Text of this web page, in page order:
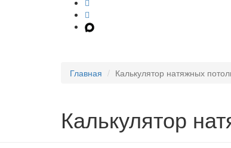
Главная Калькулятор натяжных
Калькулятор